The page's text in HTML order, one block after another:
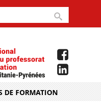
DE FORMATION